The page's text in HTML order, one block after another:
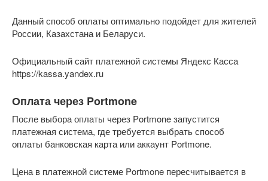
Данный способ оплаты оптимально подойдет для жителей
России, Казахстана и Беларуси.
Официальный сайт платежной системы Яндекс Касса
https://kassa.yandex.ru
Оплата через Portmone
После выбора оплаты через Portmone запустится
платежная система, где требуется выбрать способ
оплаты банковская карта или аккаунт Portmone.
Цена в платежной системе Portmone пересчитывается в